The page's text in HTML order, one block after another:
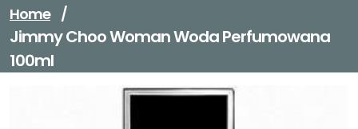
Home /
Jimmy Choo Woman Woda Perfumowana
100ml